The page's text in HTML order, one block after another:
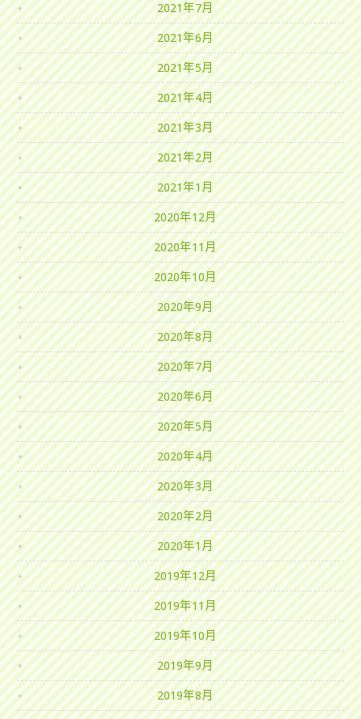
2021年7月
2021年6月
2021年5月
2021年4月
2021年3月
2021年2月
2021年1月
2020年12月
2020年11月
2020年10月
2020年9月
2020年8月
2020年7月
2020年6月
2020年5月
2020年4月
2020年3月
2020年2月
2020年1月
2019年12月
2019年11月
2019年10月
2019年9月
2019年8月